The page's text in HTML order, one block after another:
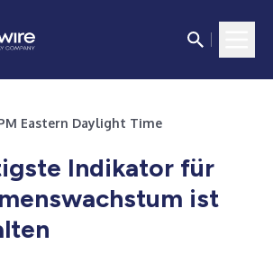
Eastern Daylight Time
Indikator für
ist